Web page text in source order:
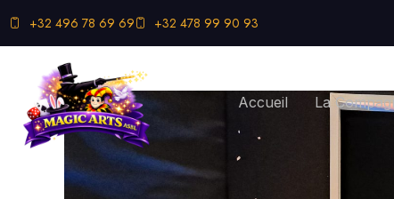
+32 496 78 69 69 +32 478 99 90 93
Accueil La